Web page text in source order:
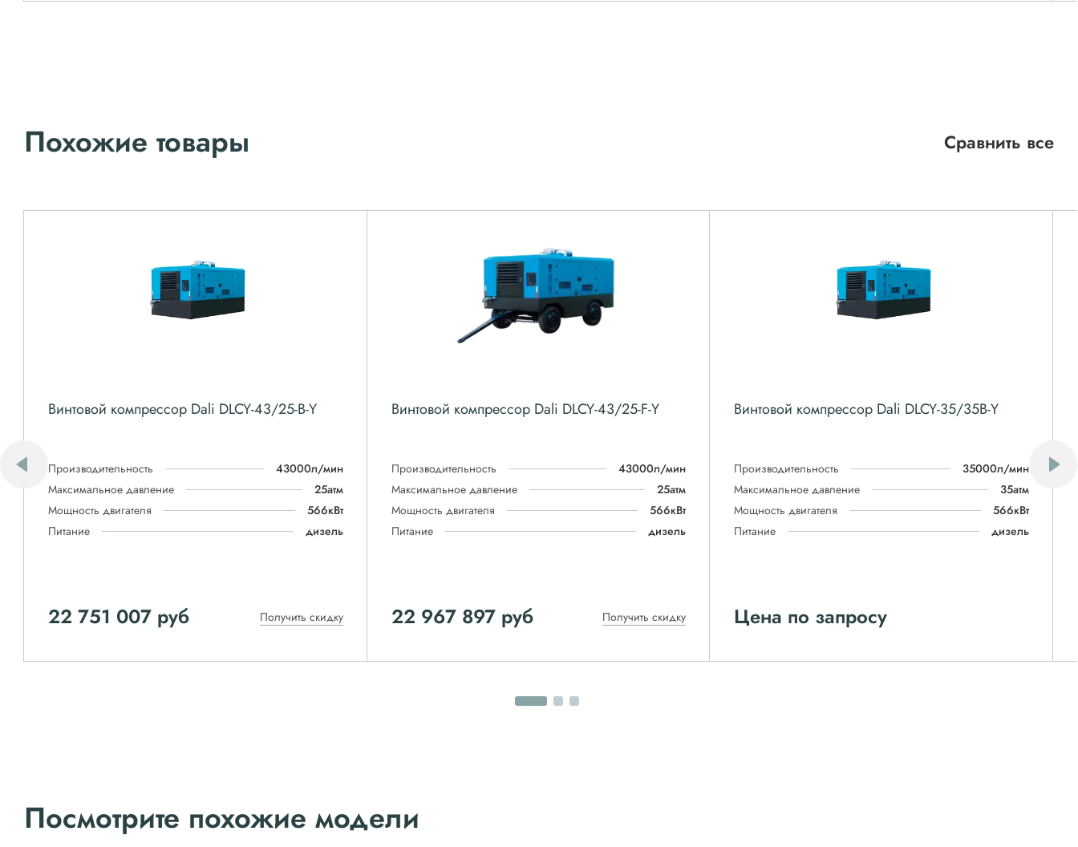
Похожие товары Сравнить все
Винтовой компрессор Dali DLCY-43/25-B-Y
Производительность
43000л/мин
Максимальное давление
25атм
Мощность двигателя
566кВт
Питание
дизель
22 751 007 руб Получить скидку
Винтовой компрессор Dali DLCY-43/25-F-Y
Производительность
43000л/мин
Максимальное давление
25атм
Мощность двигателя
566кВт
Питание
дизель
22 967 897 руб Получить скидку
Винтовой компрессор Dali DLCY-35/35B-Y
Производительность
35000л/мин
Максимальное давление
35атм
Мощность двигателя
566кВт
Питание
дизель
Цена по запросу
Посмотрите похожие модели